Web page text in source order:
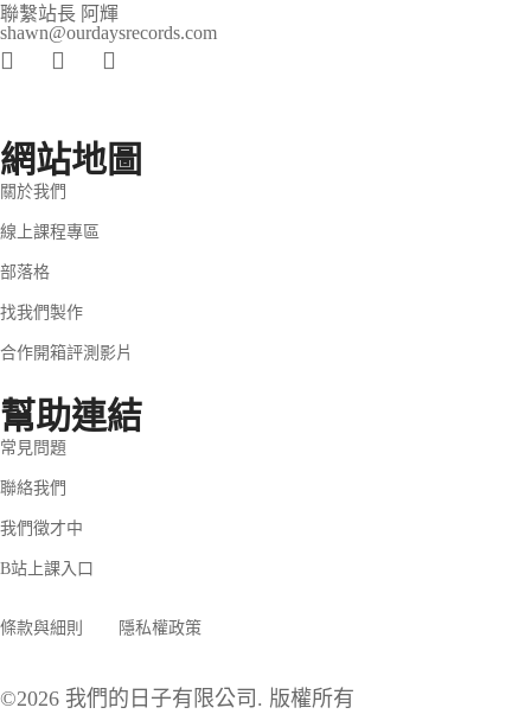
聯繫站長 阿輝
shawn@ourdaysrecords.com
網站地圖
關於我們
線上課程專區
部落格
找我們製作
合作開箱評測影片
幫助連結
常見問題
聯絡我們
我們徵才中
B站上課入口
條款與細則 隱私權政策
©2026 我們的日子有限公司. 版權所有